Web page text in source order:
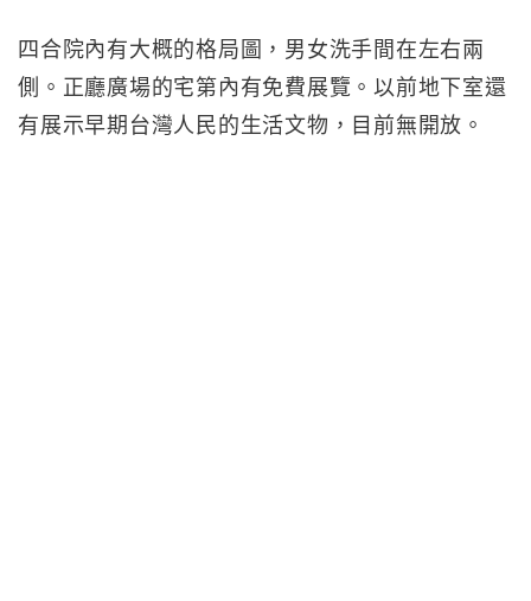
四合院內有大概的格局圖，男女洗手間在左右兩
側。正廳廣場的宅第內有免費展覽。以前地下室還
有展示早期台灣人民的生活文物，目前無開放。